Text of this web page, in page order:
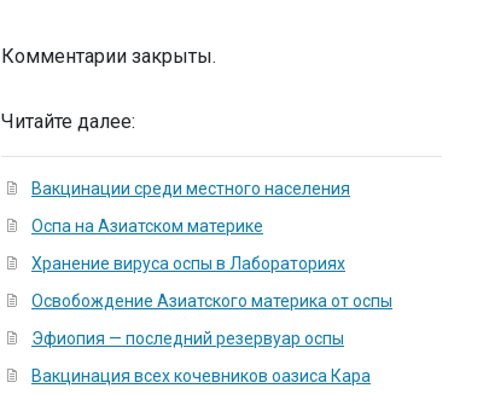
Комментарии закрыты.
Читайте далее:
Вакцинации среди местного населения
Оспа на Азиатском материке
Хранение вируса оспы в Лабораториях
Освобождение Азиатского материка от оспы
Эфиопия — последний резервуар оспы
Вакцинация всех кочевников оазиса Кара